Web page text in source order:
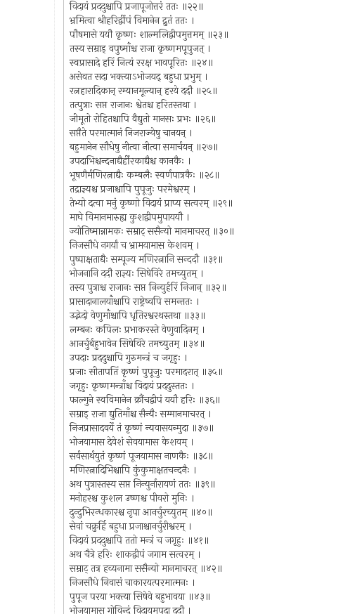
विदायं प्रददुश्चापि प्रजापूजोत्तरं ततः ॥२२॥
भ्रमित्वा श्रीहरिर्द्वीपं विमानेन द्रुतं ततः ।
पौषमासे ययौ कृष्णः शाल्मलिद्वीपमुत्तमम् ॥२३॥
तस्य सम्राड् वपुष्माँश्च राजा कृष्णमपूपुजत् ।
स्वप्रासादे हरिं नित्यं ररक्ष भावपूरितः ॥२४॥
असेवत सदा भक्त्याऽभोजयद् बहुधा प्रभुम् ।
रत्नहारादिकान् रम्यानमूल्यान् हरये ददौ ॥२५॥
तत्पुत्राः सप्त राजानः श्वेतश्च हरितस्तथा ।
जीमूतो रोहितश्चापि वैद्युतो मानसः प्रभः ॥२६॥
सप्तैते परमात्मानं निजराज्येषु चानयन् ।
बहुमानेन सौधेषु नीत्वा नीत्वा समार्चयन् ॥२७॥
उपदाभिश्चन्दनाद्यैर्हीरकाद्यैश्च कानकैः ।
भूषणैर्मणिरत्नाद्यैः कम्बलैः स्वर्णपात्रकैः ॥२८॥
तद्राज्ञ्यश्च प्रजाश्चापि पुपूजुः परमेश्वरम् ।
तेभ्यो दत्वा मनुं कृष्णो विदायं प्राप्य सत्वरम् ॥२९॥
माघे विमानमारुह्य कुशद्वीपमुपाययौ ।
ज्योतिष्मान्नामकः सम्राट् ससैन्यो मानमाचरत् ॥३०॥
निजसौधे नगर्यां च भ्रामयामास केशवम् ।
पुष्पाक्षताद्यैः सम्पूज्य मणिरत्नानि सन्ददौ ॥३१॥
भोजनानि ददौ राज्ञ्यः सिषेविरे तमच्युतम् ।
तस्य पुत्राश्च राजानः सप्त निन्युर्हरिं निजान् ॥३२॥
प्रासादानालयाँश्चापि राष्ट्रेष्वपि समन्ततः ।
उद्भेदो वेणुमाँश्चापि धृतिरश्वरथस्तथा ॥३३॥
लम्बनः कपिलः प्रभाकरस्ते वेणुवादिनम् ।
आनर्चुर्बहुभावेन सिषेविरे तमच्युतम् ॥३४॥
उपदाः प्रददुश्चापि गुरुमन्त्रं च जगृहुः ।
प्रजाः सीतापतिं कृष्णं पुपूजुः परमादरात् ॥३५॥
जगृहुः कृष्णमन्त्राँश्च विदायं प्रददुस्ततः ।
फाल्गुने स्वविमानेन क्रौंचद्वीपं ययौ हरिः ॥३६॥
सम्राड् राजा द्युतिमाँश्च सैन्यैः सम्मानमाचरत् ।
निजप्रासादवर्ये तं कृष्णं न्यवासयन्मुदा ॥३७॥
भोजयामास देवेशं सेवयामास केशवम् ।
सर्वसार्थयुतं कृष्णं पूजयामास नाणकैः ॥३८॥
मणिरत्नादिभिश्चापि कुंकुमाक्षतचन्दनैः ।
अथ पुत्रास्तस्य सप्त निन्युर्नारायणं ततः ॥३९॥
मनोहरश्च कुशल उष्णश्च पीवरो मुनिः ।
दुन्दुभिरन्धकारश्च नृपा आनर्चुरच्युतम् ॥४०॥
सेवां चक्रुर्हि बहुधा प्रजाश्चानर्चुरीश्वरम् ।
विदायं प्रददुश्चापि ततो मन्त्रं च जगृहुः ॥४१॥
अथ चैत्रे हरिः शाकद्वीपं जगाम सत्वरम् ।
सम्राट् तत्र हव्यनामा ससैन्यो मानमाचरत् ॥४२॥
निजसौधे निवासं चाकारयत्परमात्मनः ।
पुपूज परया भक्त्या सिषेवे बहुभावया ॥४३॥
भोजयामास गोविन्दं विदायमुपदा ददौ ।